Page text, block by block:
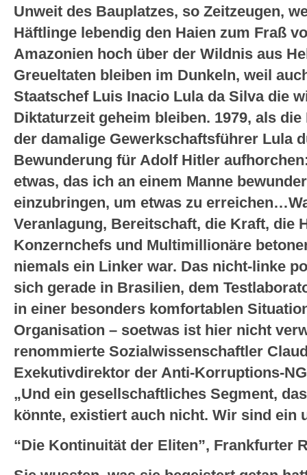
Unweit des Bauplatzes, so Zeitzeugen,
Häftlinge lebendig den Haien zum Fraß
Amazonien hoch über der Wildnis aus
Greueltaten bleiben im Dunkeln, weil
Staatschef Luis Inacio Lula da Silva die
Diktaturzeit geheim bleiben. 1979, als
der damalige Gewerkschaftsführer Lula
Bewunderung für Adolf Hitler
etwas, das ich an einem Manne
einzubringen, um etwas zu
Veranlagung, Bereitschaft, die Kraft, die
Konzernchefs und Multimillionäre
niemals ein Linker war. Das nicht-linke
sich gerade in Brasilien, dem
in einer besonders komfortablen
Organisation – soetwas ist hier nicht
renommierte Sozialwissenschaftler
Exekutivdirektor der Anti-Korruptions-
„Und ein gesellschaftliches Segment,
könnte, existiert auch nicht. Wir sind ein
“Die Kontinuität der Eliten”, Frankfurter